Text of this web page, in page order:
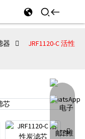
器
JRF1120-C 活性